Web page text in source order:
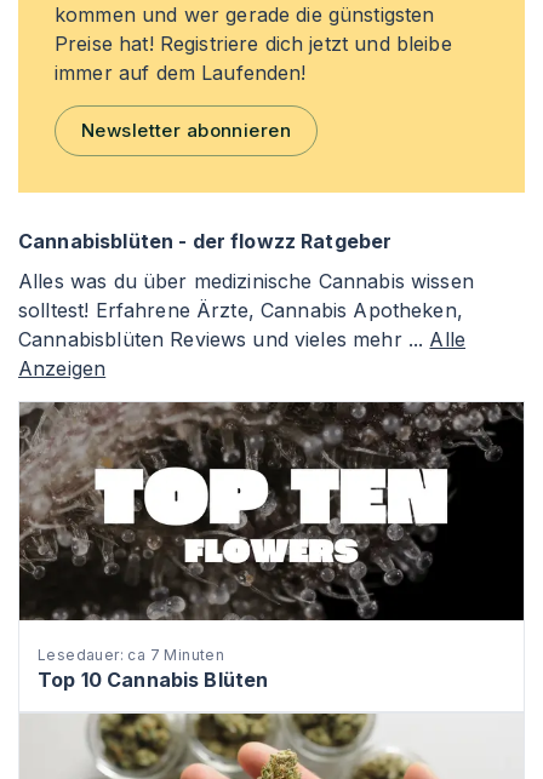
kommen und wer gerade die günstigsten
Preise hat! Registriere dich jetzt und bleibe
immer auf dem Laufenden!
Newsletter abonnieren
Cannabisblüten - der flowzz Ratgeber
Alles was du über medizinische Cannabis wissen
solltest! Erfahrene Ärzte, Cannabis Apotheken,
Cannabisblüten Reviews und vieles mehr ... Alle
Anzeigen
Lesedauer: ca 7 Minuten
Top 10 Cannabis Blüten